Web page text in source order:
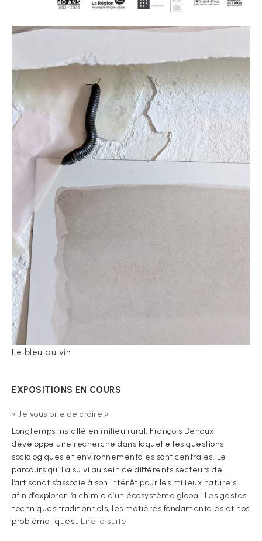
Le bleu du vin
EXPOSITIONS EN COURS
« Je vous prie de croire »
Longtemps installé en milieu rural, François Dehoux
développe une recherche dans laquelle les questions
sociologiques et environnementales sont centrales. Le
parcours qu’il a suivi au sein de différents secteurs de
l’artisanat s’associe à son intérêt pour les milieux naturels
afin d’explorer l’alchimie d’un écosystème global. Les gestes
techniques traditionnels, les matières fondamentales et nos
problématiques… Lire la suite